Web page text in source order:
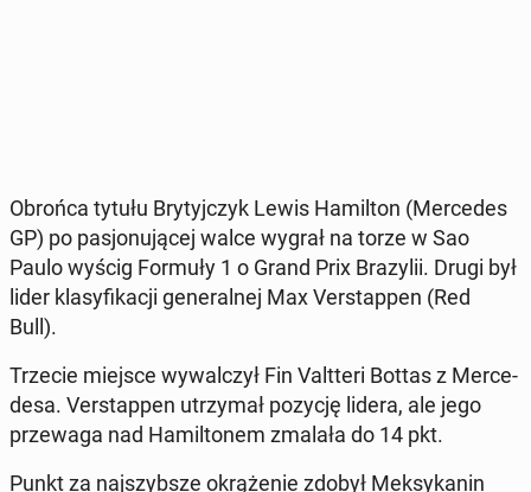
Obrońca tytułu Bry­tyj­czyk Lewis Ha­mil­ton (Mer­ce­des
GP) po pa­sjo­nu­ją­cej walce wygrał na torze w Sao
Paulo wyścig Formuły 1 o Grand Prix Bra­zy­lii. Drugi był
lider kla­sy­fi­ka­cji ge­ne­ral­nej Max Ver­stap­pen (Red
Bull).
Trzecie miejsce wy­wal­czył Fin Valt­te­ri Bottas z Mer­ce­
de­sa. Ver­stap­pen utrzy­mał pozycję lidera, ale jego
prze­wa­ga nad Ha­mil­to­nem zmalała do 14 pkt.
Punkt za naj­szyb­sze okrą­że­nie zdobył Mek­sy­ka­nin